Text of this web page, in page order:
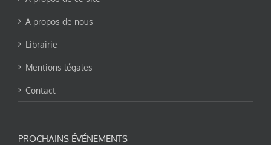
A propos de nous
Librairie
Mentions légales
Contact
PROCHAINS ÉVÉNEMENTS